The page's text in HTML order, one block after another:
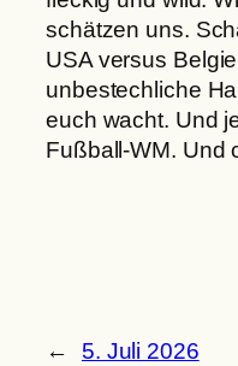
schätzen uns.
USA versus
unbestechliche
euch wacht. Und
Fußball-WM. Und
← 5. Juli 2026